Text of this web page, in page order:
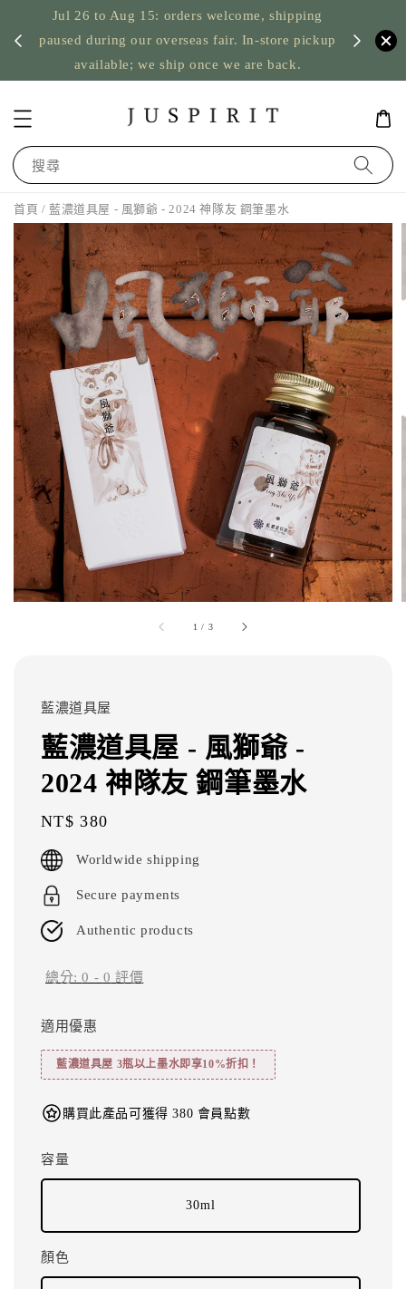
Jul 26 to Aug 15: orders welcome, shipping
paused during our overseas fair. In-store pickup
available; we ship once we are back.
US
搜尋
首頁 / 藍濃道具屋 - 風獅爺 - 2024 神隊友 鋼筆墨水
1 / 3
藍濃道具屋
藍濃道具屋 - 風獅爺 -
2024 神隊友 鋼筆墨水
Regular
price
NT$ 380
Worldwide shipping
Secure payments
Authentic products
總分:0 - 0 評價
適用優惠
藍濃道具屋 3瓶以上墨水即享10%折扣！
購買此產品可獲得 380 會員點數
容量
30ml
顏色